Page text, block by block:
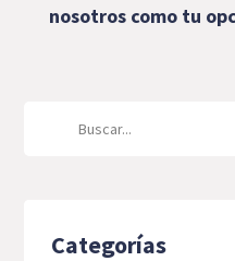
nosotros como tu
Categorías